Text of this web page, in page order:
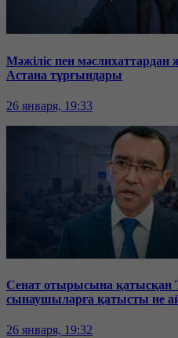
Мәжіліс пен мәслихаттардан
Астана тұрғындары
26 января, 19:33
Сенат отырысына қатысқан
сынаушыларға қатысты не
26 января, 19:32